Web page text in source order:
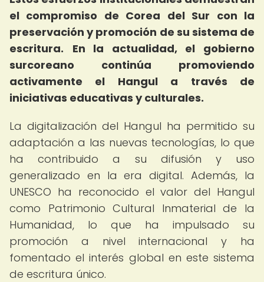
el compromiso de Corea del Sur con la
preservación y promoción de su sistema de
escritura.
En la actualidad, el gobierno
surcoreano continúa promoviendo
activamente el Hangul a través de
iniciativas educativas y culturales.
La digitalización del Hangul ha permitido su
adaptación a las nuevas tecnologías, lo que
ha contribuido a su difusión y uso
generalizado en la era digital. Además, la
UNESCO ha reconocido el valor del Hangul
como Patrimonio Cultural Inmaterial de la
Humanidad, lo que ha impulsado su
promoción a nivel internacional y ha
fomentado el interés global en este sistema
de escritura único.